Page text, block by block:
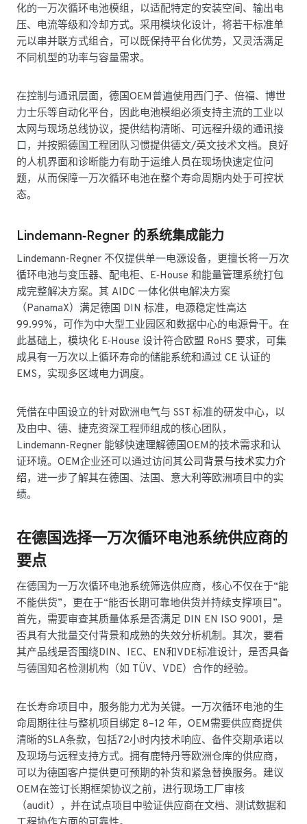
化的一万次循环电池模组，以适配特定的安装空间、输出电
压、电流等级和冷却方式。采用模块化设计，将若干标准单
元以串并联方式组合，可以既保持平台化优势，又灵活满足
不同机型的功率与容量需求。
在控制与通讯层面，德国OEM普遍使用西门子、倍福、博世
力士乐等自动化平台，因此电池模组必须支持主流的工业以
太网与现场总线协议，提供结构清晰、可远程升级的通讯接
口，并按照德国工程团队习惯提供德文/英文技术文档。良好
的人机界面和诊断能力有助于运维人员在现场快速定位问
题，从而保障一万次循环电池在整个寿命周期内处于可控状
态。
Lindemann‑Regner 的系统集成能力
Lindemann‑Regner 不仅提供单一电源设备，更擅长将一万次
循环电池与变压器、配电柜、E‑House 和能量管理系统打包
成完整解决方案。其 AIDC 一体化供电解决方案
（PanamaX）满足德国 DIN 标准，电源稳定性高达
99.99%，可作为中大型工业园区和数据中心的电源骨干。在
此基础上，模块化 E‑House 设计符合欧盟 RoHS 要求，可集
成具有一万次以上循环寿命的储能系统和通过 CE 认证的
EMS，实现多区域电力调度。
凭借在中国设立的针对欧洲电气与 SST 标准的研发中心，以
及由中、德、捷克资深工程师组成的核心团队，
Lindemann‑Regner 能够快速理解德国OEM的技术需求和认
证环境。OEM企业还可以通过访问其公司背景与技术实力介
绍，进一步了解其在德国、法国、意大利等欧洲项目中的实
绩。
在德国选择一万次循环电池系统供应商的
要点
在德国为一万次循环电池系统筛选供应商，核心不仅在于“能
不能供货”，更在于“能否长期可靠地供货并持续支撑项目”。
首先，需要审查其质量体系是否满足 DIN EN ISO 9001，是
否具有大批量交付背景和成熟的失效分析机制。其次，要看
其产品线是否围绕DIN、IEC、EN和VDE标准设计，是否具备
与德国知名检测机构（如 TÜV、VDE）合作的经验。
在长寿命项目中，服务能力尤为关键。一万次循环电池的生
命周期往往与整机项目绑定 8–12 年，OEM需要供应商提供
清晰的SLA条款，包括72小时内技术响应、备件交期承诺以
及现场与远程支持方式。拥有鹿特丹等欧洲仓库的供应商，
可以为德国客户提供更可预期的补货和紧急替换服务。建议
OEM在签订长期框架协议之前，进行现场工厂审核
（audit），并在试点项目中验证供应商在文档、测试数据和